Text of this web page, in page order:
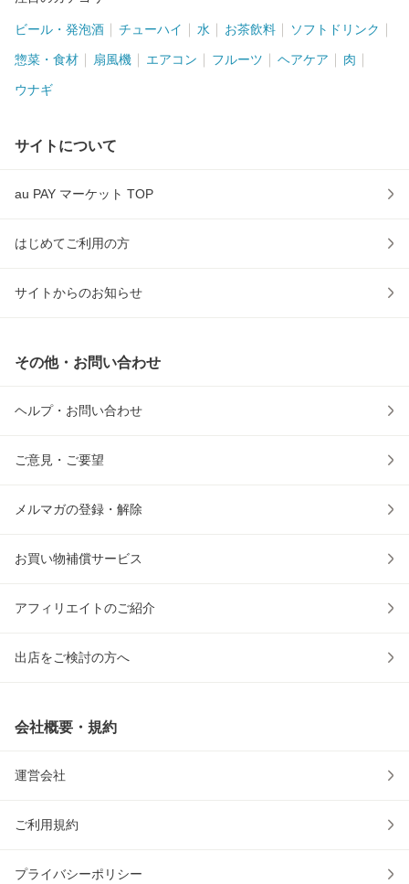
ビール・発泡酒 チューハイ 水 お茶飲料 ソフトドリンク
惣菜・食材 扇風機 エアコン フルーツ ヘアケア 肉
ウナギ
サイトについて
au PAY マーケット TOP
はじめてご利用の方
サイトからのお知らせ
その他・お問い合わせ
ヘルプ・お問い合わせ
ご意見・ご要望
メルマガの登録・解除
お買い物補償サービス
アフィリエイトのご紹介
出店をご検討の方へ
会社概要・規約
運営会社
ご利用規約
プライバシーポリシー